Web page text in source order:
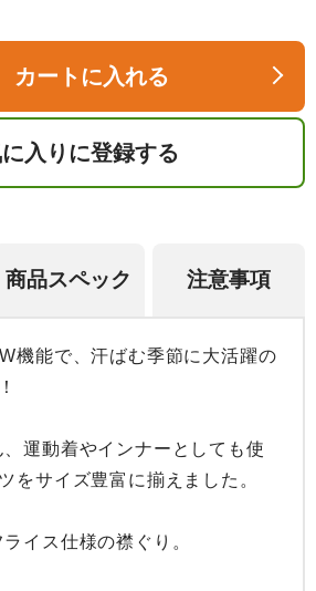
カートに入れる
入りに登録する
商品スペック 注意事項
機能で、汗ばむ季節に大活躍の
運動着やインナーとしても使
をサイズ豊富に揃えました。
イス仕様の襟ぐり。